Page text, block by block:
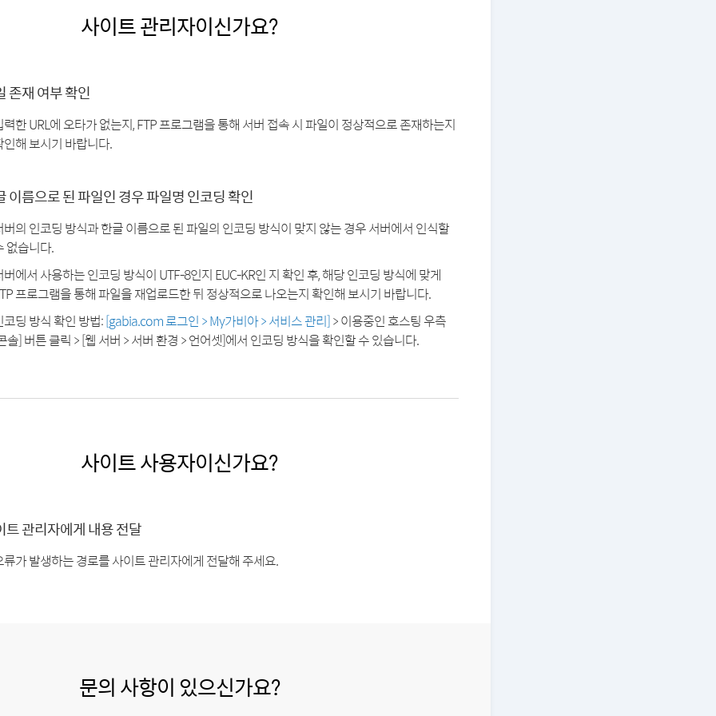
사이트 관리자이신가요?
존재 여부 확인
력한 URL에 오타가 없는지, FTP 프로그램을 통해 서버 접속 시 파일이 정상적으로 존재하는지
인해 보시기 바랍니다.
이름으로 된 파일인 경우 파일명 인코딩 확인
버의 인코딩 방식과 한글 이름으로 된 파일의 인코딩 방식이 맞지 않는 경우 서버에서 인식할
없습니다.
버에서 사용하는 인코딩 방식이 UTF-8인지 EUC-KR인 지 확인 후, 해당 인코딩 방식에 맞게
프로그램을 통해 파일을 재업로드한 뒤 정상적으로 나오는지 확인해 보시기 바랍니다.
코딩 방식 확인 방법:[gabia.com 로그인 > My가비아 > 서비스 관리]> 이용중인 호스팅 우측
솔] 버튼 클릭 > [웹 서버 > 서버 환경 > 언어셋]에서 인코딩 방식을 확인할 수 있습니다.
사이트 사용자이신가요?
트 관리자에게 내용 전달
류가 발생하는 경로를 사이트 관리자에게 전달해 주세요.
문의 사항이 있으신가요?